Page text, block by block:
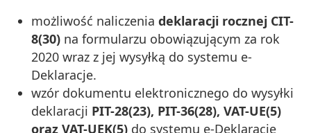
możliwość naliczenia deklaracji rocznej CIT-
8(30) na formularzu obowiązującym za rok
2020 wraz z jej wysyłką do systemu e-
Deklaracje.
wzór dokumentu elektronicznego do wysyłki
deklaracji PIT-28(23), PIT-36(28), VAT-UE(5)
oraz VAT-UEK(5) do systemu e‑Deklaracje